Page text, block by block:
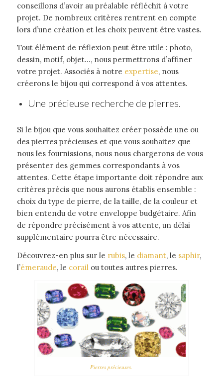
conseillons d’avoir au préalable réfléchit à votre
projet. De nombreux critères rentrent en compte
lors d’une création et les choix peuvent être vastes.
Tout élément de réflexion peut être utile : photo,
dessin, motif, objet…, nous permettrons d’affiner
votre projet. Associés à notre expertise, nous
créerons le bijou qui correspond à vos attentes.
Une précieuse recherche de pierres.
Si le bijou que vous souhaitez créer possède une ou
des pierres précieuses et que vous souhaitez que
nous les fournissions, nous nous chargerons de vous
présenter des gemmes correspondants à vos
attentes. Cette étape importante doit répondre aux
critères précis que nous aurons établis ensemble :
choix du type de pierre, de la taille, de la couleur et
bien entendu de votre enveloppe budgétaire. Afin
de répondre précisément à vos attente, un délai
supplémentaire pourra être nécessaire.
Découvrez-en plus sur le rubis, le diamant, le saphir,
l’émeraude, le corailou toutes autres pierres.
Pierres précieuses.